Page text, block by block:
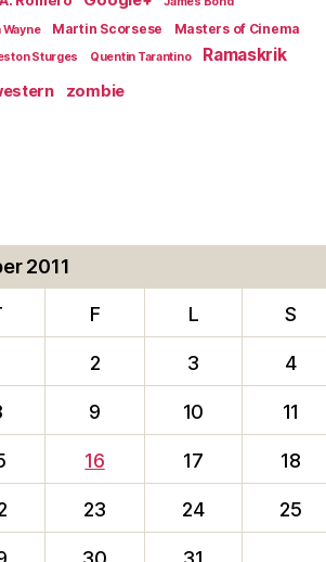
Wayne Martin Scorsese
Masters of Cinema
Sturges Quentin Tarantino Ramaskrik
zombie
2011
F L S
2 3 4
9 10 11
16 17 18
23 24 25